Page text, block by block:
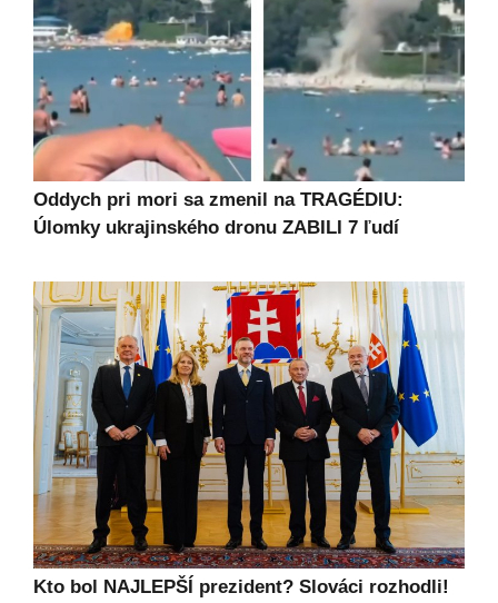
Oddych pri mori sa zmenil na TRAGÉDIU:
Úlomky ukrajinského dronu ZABILI 7 ľudí
Kto bol NAJLEPŠÍ prezident? Slováci rozhodli!